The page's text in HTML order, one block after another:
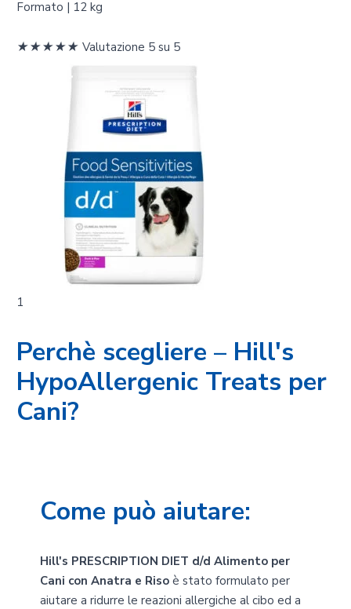
Formato | 12 kg
★★★★★ Valutazione 5 su 5
1
Perchè scegliere – Hill's
HypoAllergenic Treats per
Cani?
Come può aiutare:
Hill's PRESCRIPTION DIET d/d Alimento per
Cani con Anatra e Riso è stato formulato per
aiutare a ridurre le reazioni allergiche al cibo ed a